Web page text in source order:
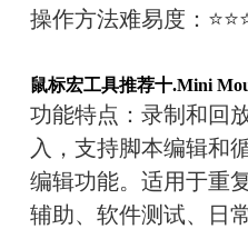
操作方法难易度：
鼠标宏工具推荐十.Mini
功能特点： 录制和回
入，支持脚本编辑和
编辑功能。适用于重
辅助、软件测试、日